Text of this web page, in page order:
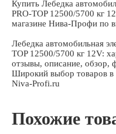
Купить Лебедка
PRO-TOP 12500/5700 кг
магазине Нива-Профи по
Лебедка автомобильная
TOP 12500/5700 кг 12V:
отзывы, описание, обзор,
Широкий выбор товаров в
Niva-Profi.ru
Похожие